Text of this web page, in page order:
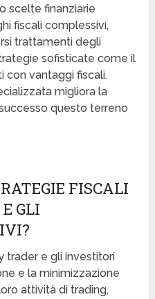
scelte finanziarie
fiscali complessivi,
trattamenti degli
sofisticate come il
con vantaggi fiscali.
migliora la
questo terreno
FISCALI
GLI
trader e gli investitori
e la minimizzazione
attività di trading,